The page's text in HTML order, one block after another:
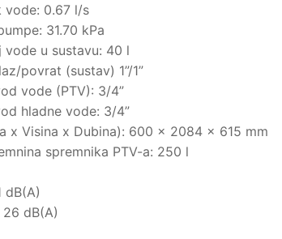
vode: 0.67 l/s
31.70 kPa
vode u sustavu: 40 l
povrat (sustav) 1”/1”
vode (PTV): 3/4”
hladne vode: 3/4”
x Visina x Dubina): 600 x 2084 x 615 mm
spremnika PTV-a: 250 l
dB(A)
26 dB(A)